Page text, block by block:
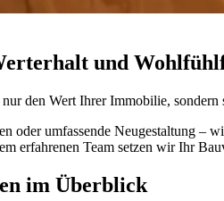
und
den Wert Ihrer Immobilie,
oder umfassende Neugestaltung
erfahrenen Team setzen wir Ihr
im Überblick